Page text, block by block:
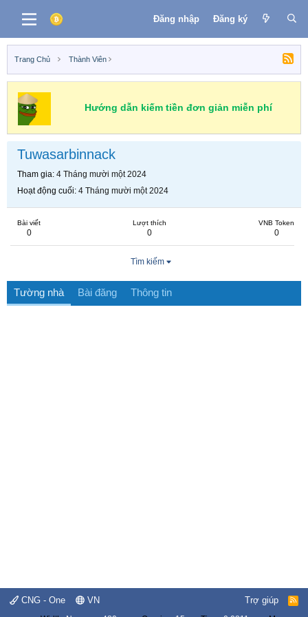
Đăng nhập Đăng ký
Trang Chủ Thành Viên
Hướng dẫn kiếm tiền đơn giản miễn phí
Tuwasarbinnack
Tham gia 4 Tháng mười một 2024
Hoạt động cuối 4 Tháng mười một 2024
Bài viết
0
Lượt thích
0
VNB Token
0
Tìm kiếm
Tường nhà Bài đăng Thông tin
CNG - One VN Trợ giúp
R